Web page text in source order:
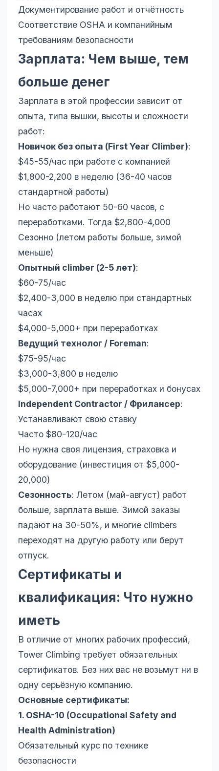
Документирование работ и отчётность
Соответствие OSHA и компанийным
требованиям безопасности
Зарплата: Чем выше, тем
больше денег
Зарплата в этой профессии зависит от
опыта, типа вышки, высоты и сложности
работ:
Новичок без опыта (First Year Climber):
$45-55/час при работе с компанией
$1,800-2,200 в неделю (36-40 часов
стандартной работы)
Но часто работают 50-60 часов, с
переработками. Тогда $2,800-4,000
Сезонно (летом работы больше, зимой
меньше)
Опытный climber (2-5 лет):
$60-75/час
$2,400-3,000 в неделю при стандартных
часах
$4,000-5,000+ при переработках
Ведущий технолог / Foreman:
$75-95/час
$3,000-3,800 в неделю
$5,000-7,000+ при переработках и бонусах
Independent Contractor / Фрилансер:
Устанавливают свою ставку
Часто $80-120/час
Но нужна своя лицензия, страховка и
оборудование (инвестиция от $5,000-
20,000)
Сезонность: Летом (май-август) работ
больше, зарплата выше. Зимой заказы
падают на 30-50%, и многие climbers
переходят на другую работу или берут
отпуск.
Сертификаты и
квалификация: Что нужно
иметь
В отличие от многих рабочих профессий,
Tower Climbing требует обязательных
сертификатов. Без них вас не возьмут ни в
одну серьёзную компанию.
Основные сертификаты:
1. OSHA-10 (Occupational Safety and
Health Administration)
Обязательный курс по технике
безопасности